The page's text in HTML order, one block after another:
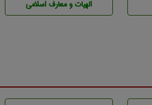
الهیات و معارف اسلامی